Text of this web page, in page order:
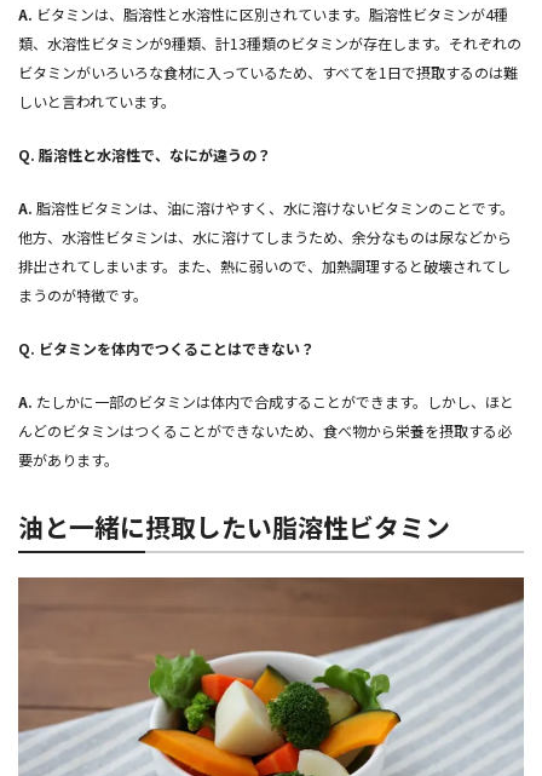
A. ビタミンは、脂溶性と水溶性に区別されています。脂溶性ビタミンが4種
類、水溶性ビタミンが9種類、計13種類のビタミンが存在します。それぞれの
ビタミンがいろいろな食材に入っているため、すべてを1日で摂取するのは難
しいと言われています。
Q. 脂溶性と水溶性で、なにが違うの？
A. 脂溶性ビタミンは、油に溶けやすく、水に溶けないビタミンのことです。
他方、水溶性ビタミンは、水に溶けてしまうため、余分なものは尿などから
排出されてしまいます。また、熱に弱いので、加熱調理すると破壊されてし
まうのが特徴です。
Q. ビタミンを体内でつくることはできない？
A. たしかに一部のビタミンは体内で合成することができます。しかし、ほと
んどのビタミンはつくることができないため、食べ物から栄養を摂取する必
要があります。
油と一緒に摂取したい脂溶性ビタミン